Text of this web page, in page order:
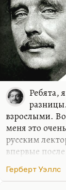
Ребята,
взрослыми.
меня это
русским
впервые
этого совсем
Герберт Уэллс